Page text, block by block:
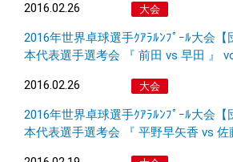
2016.02.26 大会
2016年世界卓球選手ｸｱﾗﾙﾝﾌﾟｰﾙ大会
本代表選手選考会 『 前田 vs 早田 』
2016.02.26 大会
2016年世界卓球選手ｸｱﾗﾙﾝﾌﾟｰﾙ大会
本代表選手選考会 『 平野早矢香 vs 佐